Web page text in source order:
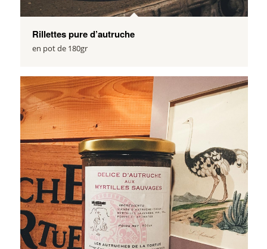
Rillettes pure d’autruche
en pot de 180gr